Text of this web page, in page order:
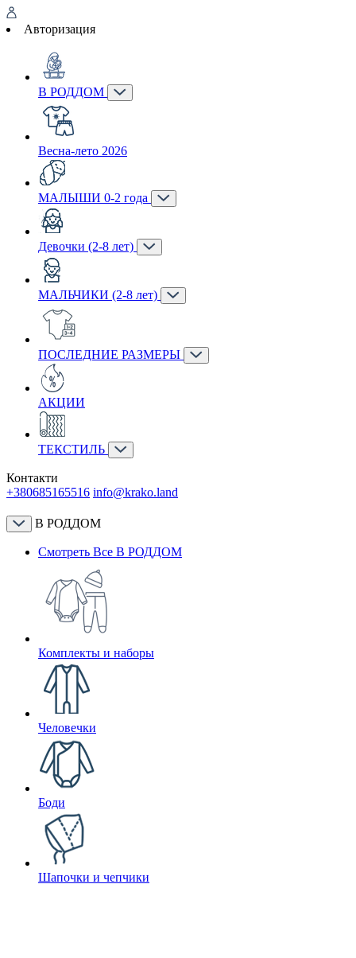
Авторизация
В РОДДОМ
Весна-лето 2026
МАЛЫШИ 0-2 года
Девочки (2-8 лет)
МАЛЬЧИКИ (2-8 лет)
ПОСЛЕДНИЕ РАЗМЕРЫ
АКЦИИ
ТЕКСТИЛЬ
Контакти
+380685165516 info@krako.land
В РОДДОМ
Смотреть Все В РОДДОМ
Комплекты и наборы
Человечки
Боди
Шапочки и чепчики